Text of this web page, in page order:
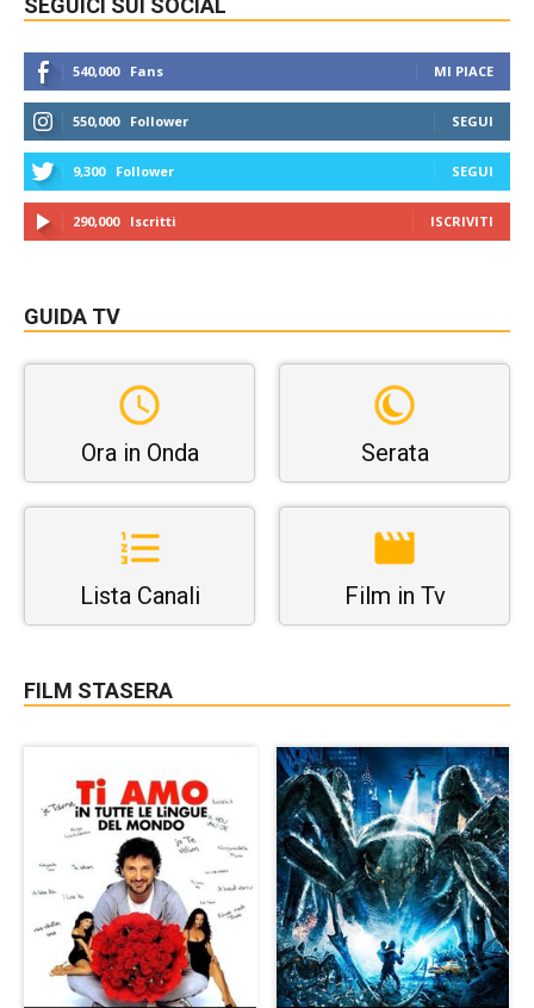
SEGUICI SUI SOCIAL
540,000 Fans MI PIACE
550,000 Follower SEGUI
9,300 Follower SEGUI
290,000 Iscritti ISCRIVITI
GUIDA TV
Ora in Onda Serata
Lista Canali Film in Tv
FILM STASERA